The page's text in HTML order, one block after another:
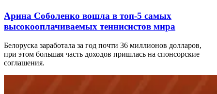
Арина Соболенко вошла в топ-5 самых
высокооплачиваемых теннисистов мира
Белоруска заработала за год почти 36 миллионов долларов,
при этом большая часть доходов пришлась на спонсорские
соглашения.